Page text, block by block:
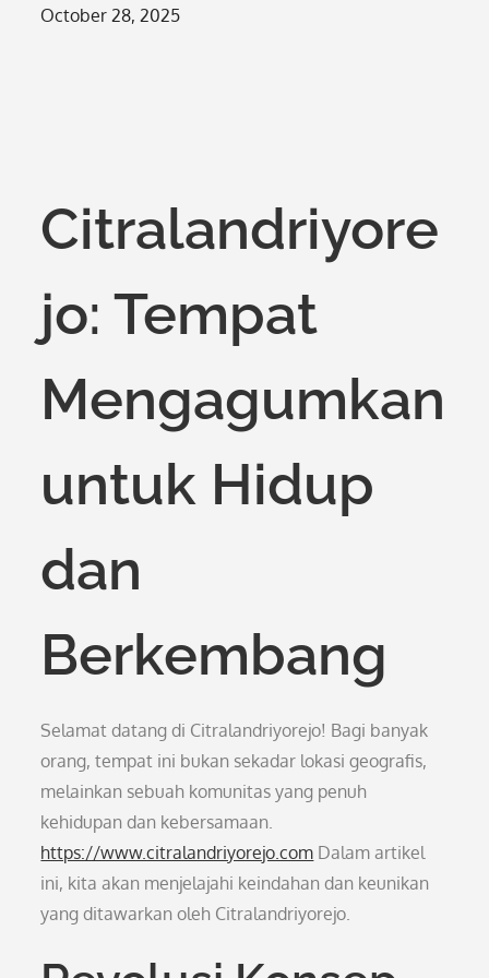
Posted
October 28, 2025
Citralandriyore
jo: Tempat
Mengagumkan
untuk Hidup
dan
Berkembang
Selamat datang di Citralandriyorejo! Bagi banyak
orang, tempat ini bukan sekadar lokasi geografis,
melainkan sebuah komunitas yang penuh
kehidupan dan kebersamaan.
https://www.citralandriyorejo.com Dalam artikel
ini, kita akan menjelajahi keindahan dan keunikan
yang ditawarkan oleh Citralandriyorejo.